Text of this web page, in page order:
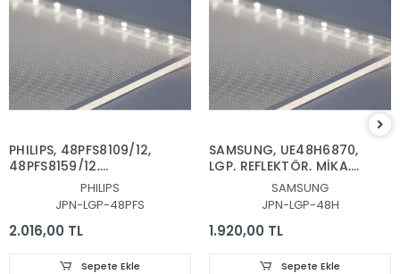
PHILIPS, 48PFS8109/12,
48PFS8159/12,
REFLEKTOR, DİFÜZÖR,
LGP, BACKLIGHT PLEKSİ,
IŞIK YANSITICI TABAKA
PHILIPS
JPN-LGP-48PFS
2.016,00 TL
Sepete Ekle
SAMSUNG, UE48H6870,
LGP, REFLEKTÖR, MİKA,
DİFÜZÖR,VH80-
480SMA-R2, VH80-
480SMB-R2, BN96-
30655A, BN96-30654A,
SAMSUNG
JPN-LGP-48H
1.920,00 TL
Sepete Ekle